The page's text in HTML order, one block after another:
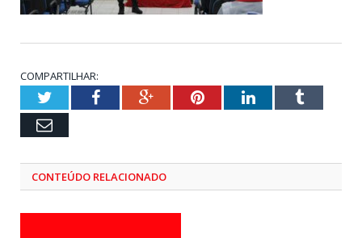
COMPARTILHAR:
TwitterFacebookGoogle+PinterestLinkedInTumblr
Email
CONTEÚDO RELACIONADO